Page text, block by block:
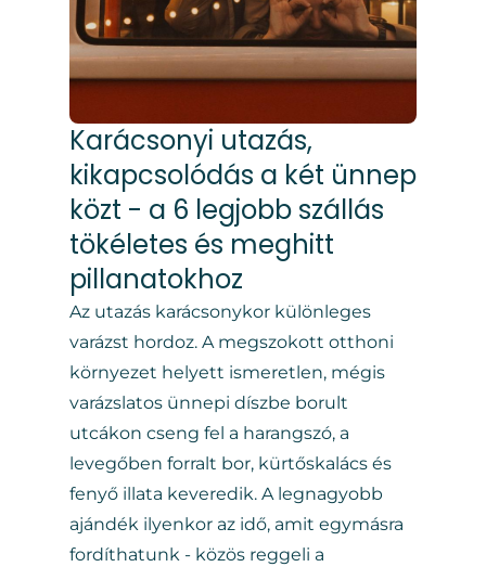
Karácsonyi utazás,
kikapcsolódás a két ünnep
közt - a 6 legjobb szállás
tökéletes és meghitt
pillanatokhoz
Az utazás karácsonykor különleges
varázst hordoz. A megszokott otthoni
környezet helyett ismeretlen, mégis
varázslatos ünnepi díszbe borult
utcákon cseng fel a harangszó, a
levegőben forralt bor, kürtőskalács és
fenyő illata keveredik. A legnagyobb
ajándék ilyenkor az idő, amit egymásra
fordíthatunk - közös reggeli a